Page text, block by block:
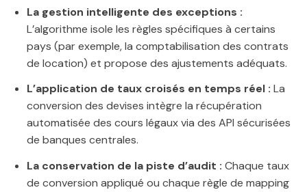
La gestion intelligente des exceptions :
L’algorithme isole les règles spécifiques à certains
pays (par exemple, la comptabilisation des contrats
de location) et propose des ajustements adéquats.
L’application de taux croisés en temps réel : La
conversion des devises intègre la récupération
automatisée des cours légaux via des API sécurisées
de banques centrales.
La conservation de la piste d’audit : Chaque taux
de conversion appliqué ou chaque règle de mapping